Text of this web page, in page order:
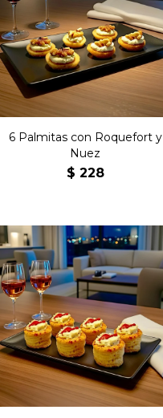
Seis palmitas con
roquefort y nuez.
6 Palmitas con Roquefort y
Nuez
$ 228
Seis pastelillos de origen
francés de masa
hojaldrada con pollo.